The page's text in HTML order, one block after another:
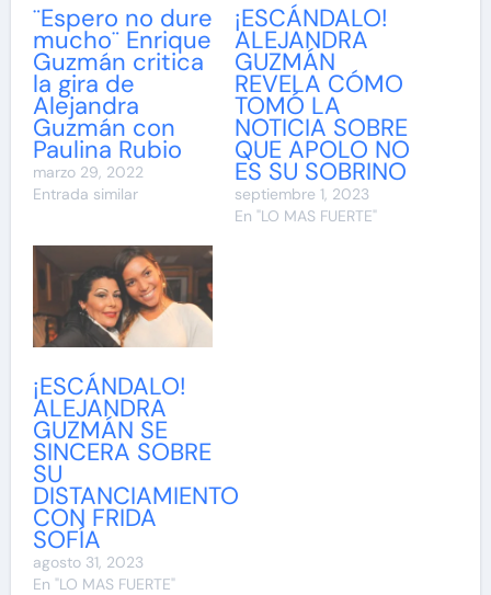
¨Espero no dure
mucho¨ Enrique
Guzmán critica
la gira de
Alejandra
Guzmán con
Paulina Rubio
marzo 29, 2022
Entrada similar
¡ESCÁNDALO!
ALEJANDRA
GUZMÁN
REVELA CÓMO
TOMÓ LA
NOTICIA SOBRE
QUE APOLO NO
ES SU SOBRINO
septiembre 1, 2023
En "LO MAS FUERTE"
¡ESCÁNDALO!
ALEJANDRA
GUZMÁN SE
SINCERA SOBRE
SU
DISTANCIAMIENTO
CON FRIDA
SOFÍA
agosto 31, 2023
En "LO MAS FUERTE"